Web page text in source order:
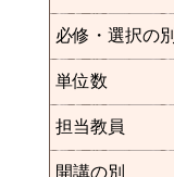
必修・選択の別
単位数
担当教員
開講の別